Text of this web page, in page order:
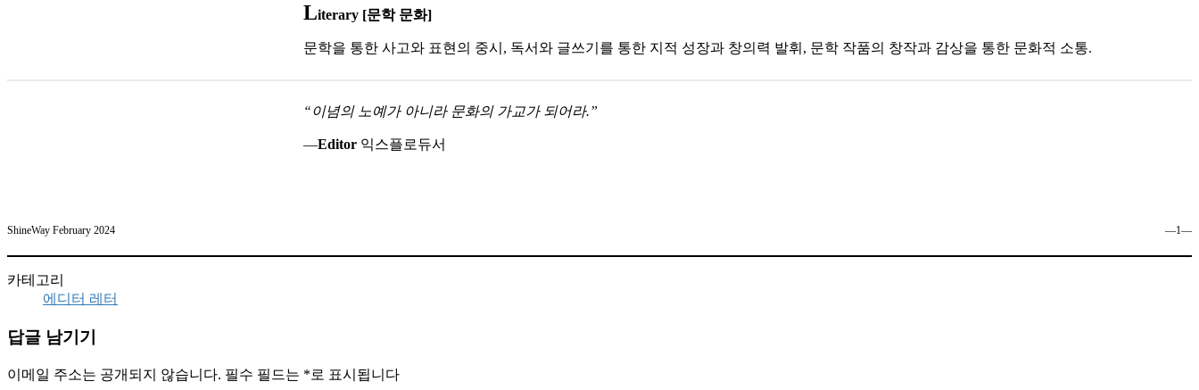
Literary [문학 문화]
문학을 통한 사고와 표현의 중시, 독서와 글쓰기를 통한 지적 성장과 창의력 발휘, 문학 작품의 창작과 감상을 통한 문화적 소통.
“이념의 노예가 아니라 문화의 가교가 되어라.”
―Editor 익스플로듀서
ShineWay February 2024 ―1―
카테고리
에디터 레터
답글 남기기
이메일 주소는 공개되지 않습니다. 필수 필드는 *로 표시됩니다